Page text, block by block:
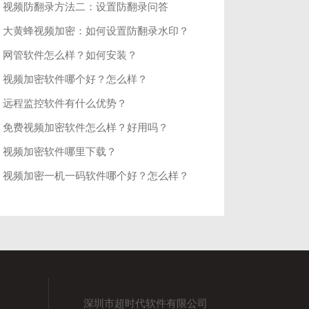
视频防翻录方法二：设置防翻录问答
大黄蜂视频加密：如何设置防翻录水印？
网管软件怎么样？如何安装？
视频加密软件哪个好？怎么样？
远程监控软件有什么优势？
免费视频加密软件怎么样？好用吗？
视频加密软件哪里下载？
视频加密一机一码软件哪个好？怎么样？
深圳市超时代软件有限公司